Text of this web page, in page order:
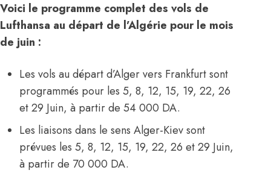
Voici le programme complet des vols de
Lufthansa au départ de l’Algérie pour le mois
de juin :
Les vols au départ d’Alger vers Frankfurt sont
programmés pour les 5, 8, 12, 15, 19, 22, 26
et 29 Juin, à partir de 54 000 DA.
Les liaisons dans le sens Alger-Kiev sont
prévues les 5, 8, 12, 15, 19, 22, 26 et 29 Juin,
à partir de 70 000 DA.